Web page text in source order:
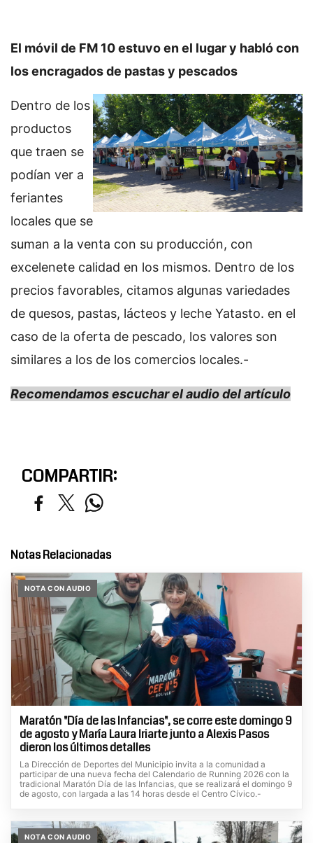
El móvil de FM 10 estuvo en el lugar y habló con
los encragados de pastas y pescados
Dentro de los
productos
que traen se
podían ver a
feriantes
locales que se
suman a la venta con su producción, con
excelenete calidad en los mismos. Dentro de los
precios favorables, citamos algunas variedades
de quesos, pastas, lácteos y leche Yatasto. en el
caso de la oferta de pescado, los valores son
similares a los de los comercios locales.-
Recomendamos escuchar el audio del artículo
COMPARTIR:
Notas Relacionadas
NOTA CON AUDIO
Maratón "Día de las Infancias", se corre este domingo 9
de agosto y María Laura Iriarte junto a Alexis Pasos
dieron los últimos detalles
La Dirección de Deportes del Municipio invita a la comunidad a
participar de una nueva fecha del Calendario de Running 2026 con la
tradicional Maratón Día de las Infancias, que se realizará el domingo 9
de agosto, con largada a las 14 horas desde el Centro Cívico.-
NOTA CON AUDIO